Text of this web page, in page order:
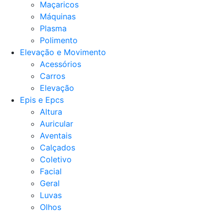
Maçaricos
Máquinas
Plasma
Polimento
Elevação e Movimento
Acessórios
Carros
Elevação
Epis e Epcs
Altura
Auricular
Aventais
Calçados
Coletivo
Facial
Geral
Luvas
Olhos